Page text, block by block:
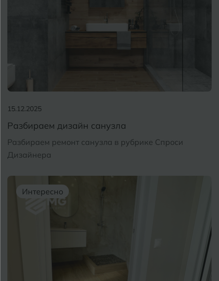
15.12.2025
Разбираем дизайн санузла
Разбираем ремонт санузла в рубрике Спроси
Дизайнера
Интересно